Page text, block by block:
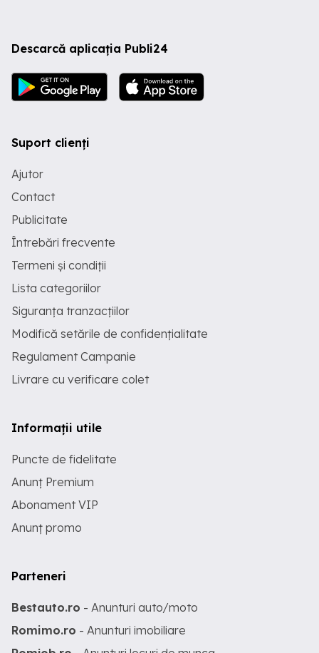
Descarcă aplicația Publi24
Suport clienți
Ajutor
Contact
Publicitate
Întrebări frecvente
Termeni și condiții
Lista categoriilor
Siguranța tranzacțiilor
Modifică setările de confidențialitate
Regulament Campanie
Livrare cu verificare colet
Informații utile
Puncte de fidelitate
Anunț Premium
Abonament VIP
Anunț promo
Parteneri
Bestauto.ro - Anunturi auto/moto
Romimo.ro - Anunturi imobiliare